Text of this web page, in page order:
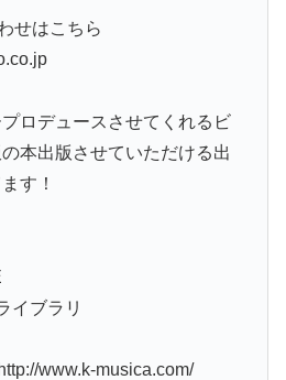
せはこちら
ロデュースさせてくれるビ
本出版させていただける出
す！
イブラリ
www.k-musica.com/